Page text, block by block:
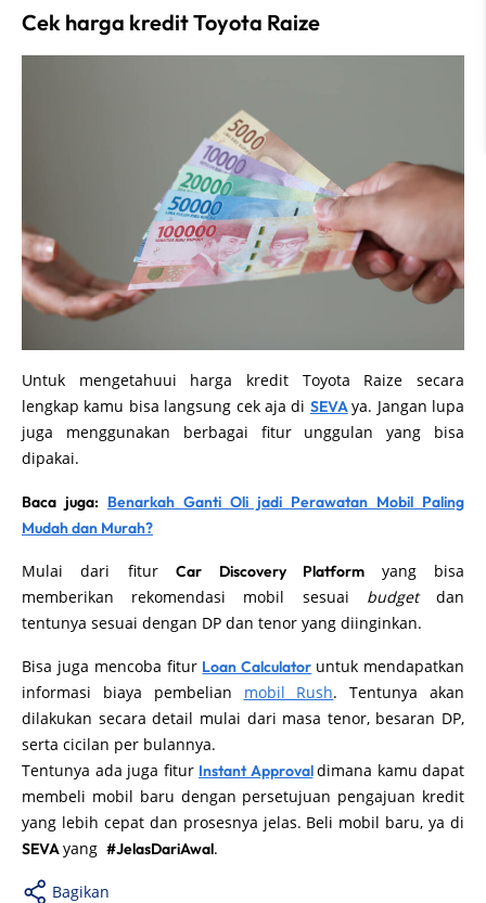
Cek harga kredit Toyota Raize
Untuk mengetahuui harga kredit Toyota Raize secara
lengkap kamu bisa langsung cek aja di SEVAya. Jangan lupa
juga menggunakan berbagai fitur unggulan yang bisa
dipakai.
Baca juga: Benarkah Ganti Oli jadi Perawatan Mobil Paling
Mudah dan Murah?
Mulai dari fiturCar Discovery Platform yang bisa
memberikan rekomendasi mobil sesuai budgetdan
tentunya sesuai dengan DP dan tenor yang diinginkan.
Bisa juga mencoba fitur Loan Calculator untuk mendapatkan
informasi biaya pembelian mobil Rush. Tentunya akan
dilakukan secara detail mulai dari masa tenor, besaran DP,
serta cicilan per bulannya.
Tentunya ada juga fitur Instant Approvaldimana kamu dapat
membeli mobil baru dengan persetujuan pengajuan kredit
yang lebih cepat dan prosesnya jelas. Beli mobil baru, ya di
SEVAyang #JelasDariAwal.
Bagikan